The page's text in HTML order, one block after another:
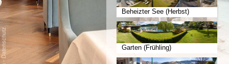
Beheizter See (Herbst)
Garten (Frühling)
-
Datenschutz